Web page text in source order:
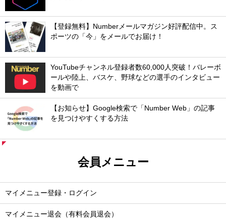
【登録無料】Numberメールマガジン好評配信中。ス
ポーツの「今」をメールでお届け！
YouTubeチャンネル登録者数60,000人突破！バレーボ
ールや陸上、バスケ、野球などの選手のインタビュー
を動画で
【お知らせ】Google検索で「Number Web」の記事
を見つけやすくする方法
会員メニュー
マイメニュー登録・ログイン
マイメニュー退会（有料会員退会）